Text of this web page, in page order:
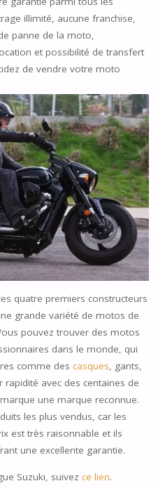
illimité, aucune franchise,
panne de la moto,
et possibilité de transfert
de vendre votre moto
quatre premiers constructeurs
grande variété de motos de
pouvez trouver des motos
dans le monde, qui
comme des casques, gants,
avec des centaines de
une marque reconnue.
les plus vendus, car les
est très raisonnable et ils
une excellente garantie.
Suzuki, suivez ce lien.